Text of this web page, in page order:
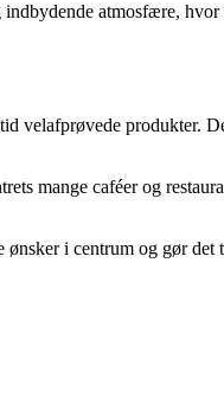
atmosfære,
velafprøvede produkter.
mange caféer og
i centrum og gør det